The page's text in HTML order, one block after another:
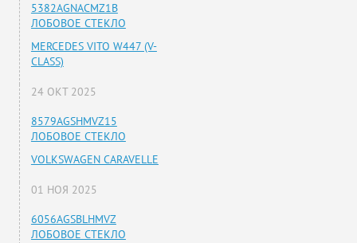
5382AGNACMZ1B
ЛОБОВОЕ СТЕКЛО
MERCEDES VITO W447 (V-
CLASS)
24 ОКТ 2025
8579AGSHMVZ15
ЛОБОВОЕ СТЕКЛО
VOLKSWAGEN CARAVELLE
01 НОЯ 2025
6056AGSBLHMVZ
ЛОБОВОЕ СТЕКЛО